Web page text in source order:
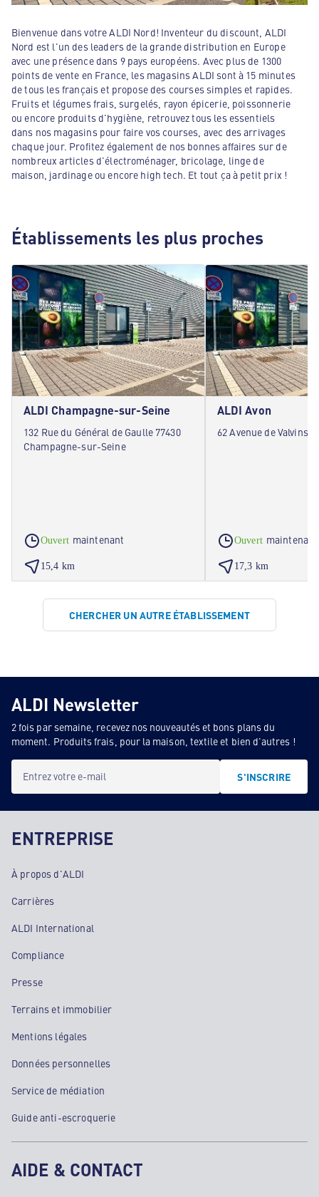
Bienvenue dans votre ALDI Nord! Inventeur du discount, ALDI
Nord est l'un des leaders de la grande distribution en Europe
avec une présence dans 9 pays européens. Avec plus de 1300
points de vente en France, les magasins ALDI sont à 15 minutes
de tous les français et propose des courses simples et rapides.
Fruits et légumes frais, surgelés, rayon épicerie, poissonnerie
ou encore produits d'hygiène, retrouvez tous les essentiels
dans nos magasins pour faire vos courses, avec des arrivages
chaque jour. Profitez également de nos bonnes affaires sur de
nombreux articles d'électroménager, bricolage, linge de
maison, jardinage ou encore high tech. Et tout ça à petit prix !
Établissements les plus proches
ALDI Champagne-sur-Seine
132 Rue du Général de Gaulle 77430
Champagne-sur-Seine
Ouvert maintenant
15,4 km
ALDI Avon
62 Avenue de Valvins
Ouvert maintenant
17,3 km
CHERCHER UN AUTRE ÉTABLISSEMENT
ALDI Newsletter
2 fois par semaine, recevez nos nouveautés et bons plans du
moment. Produits frais, pour la maison, textile et bien d'autres !
Entrez votre e-mail S'INSCRIRE
ENTREPRISE
À propos d'ALDI
Carrières
ALDI International
Compliance
Presse
Terrains et immobilier
Mentions légales
Données personnelles
Service de médiation
Guide anti-escroquerie
AIDE & CONTACT